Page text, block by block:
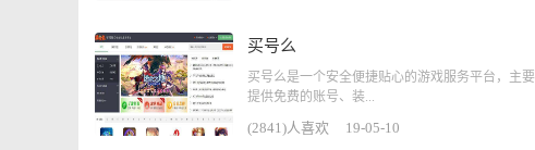
买号么
买号么是一个安全便捷贴心的游戏服务平台，主要
提供免费的账号、装...
(2841)人喜欢 19-05-10